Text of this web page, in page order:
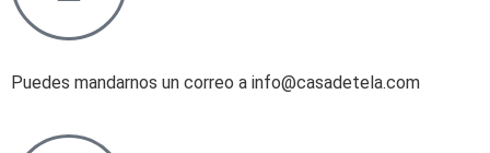
Puedes mandarnos un correo a info@casadetela.com